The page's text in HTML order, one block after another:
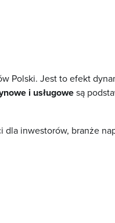
Polski. Jest to efekt
i usługowesą
inwestorów, branże